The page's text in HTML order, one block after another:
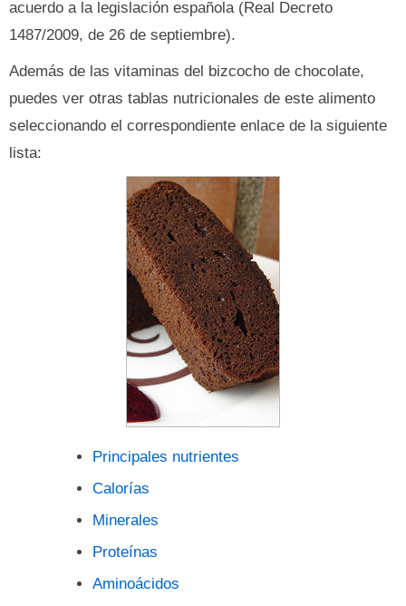
acuerdo a la legislación española (Real Decreto
1487/2009, de 26 de septiembre).
Además de las vitaminas del bizcocho de chocolate,
puedes ver otras tablas nutricionales de este alimento
seleccionando el correspondiente enlace de la siguiente
lista:
Principales nutrientes
Calorías
Minerales
Proteínas
Aminoácidos